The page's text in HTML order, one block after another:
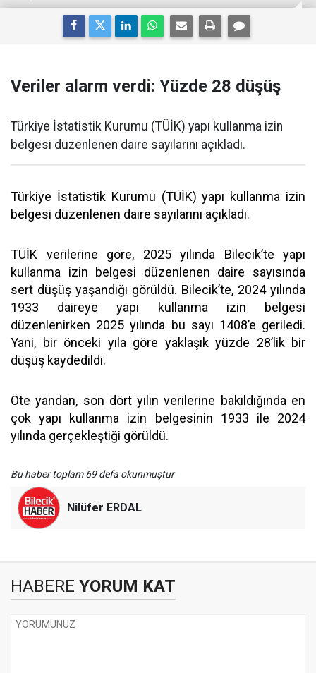
Veriler alarm verdi: Yüzde 28 düşüş
Türkiye İstatistik Kurumu (TÜİK) yapı kullanma izin
belgesi düzenlenen daire sayılarını açıkladı.
Türkiye İstatistik Kurumu (TÜİK) yapı kullanma izin
belgesi düzenlenen daire sayılarını açıkladı.
TÜİK verilerine göre, 2025 yılında Bilecik’te yapı
kullanma izin belgesi düzenlenen daire sayısında
sert düşüş yaşandığı görüldü. Bilecik’te, 2024 yılında
1933 daireye yapı kullanma izin belgesi
düzenlenirken 2025 yılında bu sayı 1408’e geriledi.
Yani, bir önceki yıla göre yaklaşık yüzde 28’lik bir
düşüş kaydedildi.
Öte yandan, son dört yılın verilerine bakıldığında en
çok yapı kullanma izin belgesinin 1933 ile 2024
yılında gerçekleştiği görüldü.
Bu haber toplam 69 defa okunmuştur
Nilüfer ERDAL
HABERE YORUM KAT